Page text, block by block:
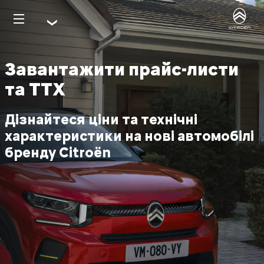
Завантажити прайс-листи
та ТТХ
Дізнайтеся ціни та технічні
характеристики на нові автомобілі
бренду Citroёn